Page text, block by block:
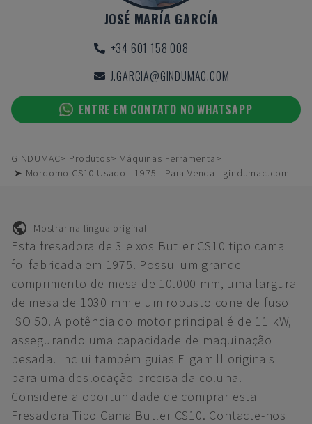
JOSÉ MARÍA GARCÍA
+34 601 158 008
J.GARCIA@GINDUMAC.COM
ENTRE EM CONTATO NO WHATSAPP
GINDUMAC Produtos
Máquinas Ferramenta
➤ Mordomo CS10 Usado - 1975 - Para Venda | gindumac.com
Mostrar na língua original
Esta fresadora de 3 eixos Butler CS10 tipo cama
foi fabricada em 1975. Possui um grande
comprimento de mesa de 10.000 mm, uma largura
de mesa de 1030 mm e um robusto cone de fuso
ISO 50. A potência do motor principal é de 11 kW,
assegurando uma capacidade de maquinação
pesada. Inclui também guias Elgamill originais
para uma deslocação precisa da coluna.
Considere a oportunidade de comprar esta
Fresadora Tipo Cama Butler CS10. Contacte-nos